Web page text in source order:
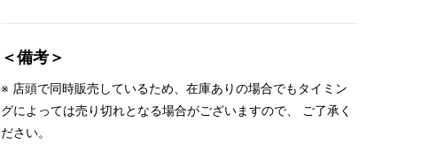
＜備考＞
※ 店頭で同時販売しているため、在庫ありの場合でもタイミン
グによっては売り切れとなる場合がございますので、 ご了承く
ださい。